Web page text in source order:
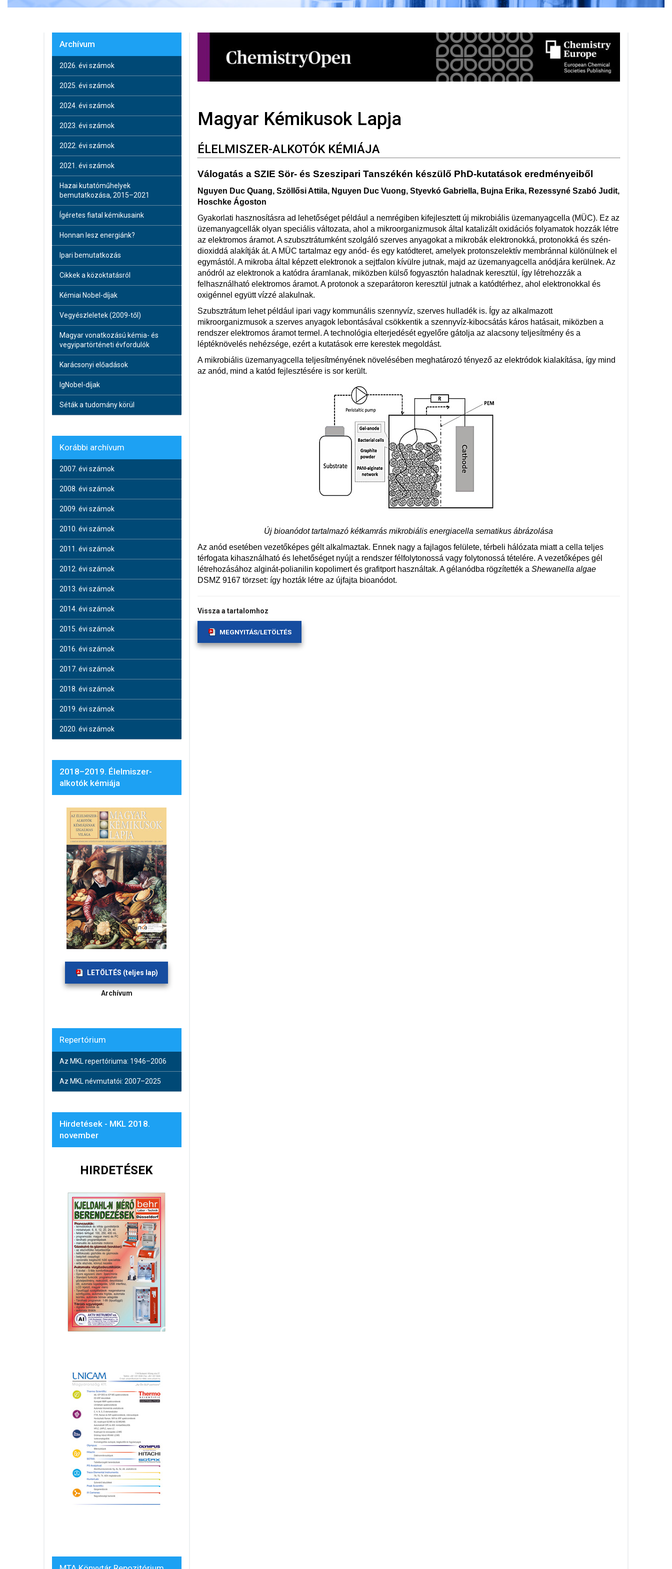
Magyar Kémikusok Lapja
ÉLELMISZER-ALKOTÓK KÉMIÁJA
Válogatás a SZIE Sör- és Szeszipari Tanszékén készülő PhD-kutatások eredményeiből
Nguyen Duc Quang, Szöllősi Attila, Nguyen Duc Vuong, Styevkó Gabriella, Bujna Erika, Rezessyné Szabó Judit,
Hoschke Ágoston
Gyakorlati hasznosításra ad lehetőséget például a nemrégiben kifejlesztett új mikrobiális üzemanyagcella (MÜC). Ez az
üzemanyagcellák olyan speciális változata, ahol a mikroorganizmusok által katalizált oxidációs folyamatok hozzák létre
az elektromos áramot. A szubsztrátumként szolgáló szerves anyagokat a mikrobák elektronokká, protonokká és szén-
dioxiddá alakítják át. A MÜC tartalmaz egy anód- és egy katódteret, amelyek protonszelektív membránnal különülnek el
egymástól. A mikroba által képzett elektronok a sejtfalon kívülre jutnak, majd az üzemanyagcella anódjára kerülnek. Az
anódról az elektronok a katódra áramlanak, miközben külső fogyasztón haladnak keresztül, így létrehozzák a
felhasználható elektromos áramot. A protonok a szeparátoron keresztül jutnak a katódtérhez, ahol elektronokkal és
oxigénnel együtt vízzé alakulnak.
Szubsztrátum lehet például ipari vagy kommunális szennyvíz, szerves hulladék is. Így az alkalmazott
mikroorganizmusok a szerves anyagok lebontásával csökkentik a szennyvíz-kibocsátás káros hatásait, miközben a
rendszer elektromos áramot termel. A technológia elterjedését egyelőre gátolja az alacsony teljesítmény és a
léptéknövelés nehézsége, ezért a kutatások erre kerestek megoldást.
A mikrobiális üzemanyagcella teljesítményének növelésében meghatározó tényező az elektródok kialakítása, így mind
az anód, mind a katód fejlesztésére is sor került.
Új bioanódot tartalmazó kétkamrás mikrobiális energiacella sematikus ábrázolása
Az anód esetében vezetőképes gélt alkalmaztak. Ennek nagy a fajlagos felülete, térbeli hálózata miatt a cella teljes
térfogata kihasználható és lehetőséget nyújt a rendszer félfolytonossá vagy folytonossá tételére. A vezetőképes gél
létrehozásához alginát-polianilin kopolimert és grafitport használtak. A gélanódba rögzítették a Shewanella algae
DSMZ 9167 törzset: így hozták létre az újfajta bioanódot.
Vissza a tartalomhoz
MEGNYITÁS/LETÖLTÉS
Archívum
2026. évi számok
2025. évi számok
2024. évi számok
2023. évi számok
2022. évi számok
2021. évi számok
Hazai kutatóműhelyek
bemutatkozása, 2015–2021
Ígéretes fiatal kémikusaink
Honnan lesz energiánk?
Ipari bemutatkozás
Cikkek a közoktatásról
Kémiai Nobel-díjak
Vegyészleletek (2009-től)
Magyar vonatkozású kémia- és
vegyipartörténeti évfordulók
Karácsonyi előadások
IgNobel-díjak
Séták a tudomány körül
Korábbi archívum
2007. évi számok
2008. évi számok
2009. évi számok
2010. évi számok
2011. évi számok
2012. évi számok
2013. évi számok
2014. évi számok
2015. évi számok
2016. évi számok
2017. évi számok
2018. évi számok
2019. évi számok
2020. évi számok
2018–2019. Élelmiszer-
alkotók kémiája
LETÖLTÉS (teljes lap)
Archívum
Repertórium
Az MKL repertóriuma: 1946–2006
Az MKL névmutatói: 2007–2025
Hirdetések - MKL 2018.
november
HIRDETÉSEK